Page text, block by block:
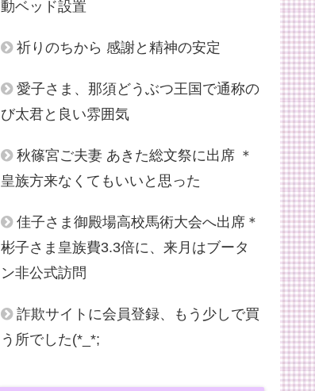
動ベッド設置
祈りのちから 感謝と精神の安定
愛子さま、那須どうぶつ王国で通称の
び太君と良い雰囲気
秋篠宮ご夫妻 あきた総文祭に出席 ＊
皇族方来なくてもいいと思った
佳子さま御殿場高校馬術大会へ出席＊
彬子さま皇族費3.3倍に、来月はブータ
ン非公式訪問
詐欺サイトに会員登録、もう少しで買
う所でした(*_*;